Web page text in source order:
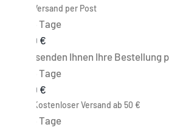
Versand per Post
3 - 5 Tage
5,00 €
Wir senden Ihnen Ihre Bestellung
3 - 5 Tage
5,00 €
Kostenloser Versand ab 50 €
3 - 5 Tage